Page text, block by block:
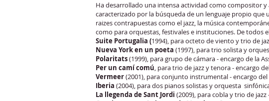
Ha desarrollado una intensa actividad como compositor
caracterizado por la búsqueda de un lenguaje propio
raizes contrapuestas como el jazz, la música
como para orquestas, festivales e instituciones. De todos
Suite Portugalia (1994), para octeto de viento y trio de
Nueva York en un poeta (1997), para trio solista y
Polaritats(1999), para grupo de cámara - encargo de la
Per un camí comú, para trio de jazz y tenora - encargo
Vermeer(2001), para conjunto instrumental - encargo
Iberia (2004), para dos pianos solistas y orquesta
La llegenda de Sant Jordi (2009), para cobla y trio de